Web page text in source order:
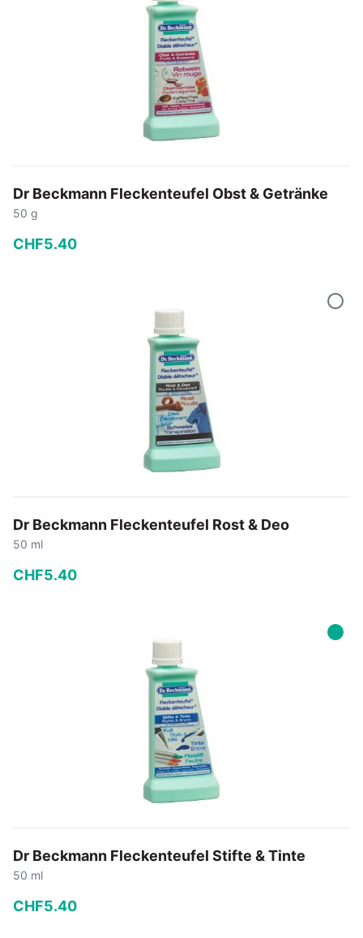
Dr Beckmann Fleckenteufel Obst & Getränke
50 g
CHF5.40
Dr Beckmann Fleckenteufel Rost & Deo
50 ml
CHF5.40
Dr Beckmann Fleckenteufel Stifte & Tinte
50 ml
CHF5.40